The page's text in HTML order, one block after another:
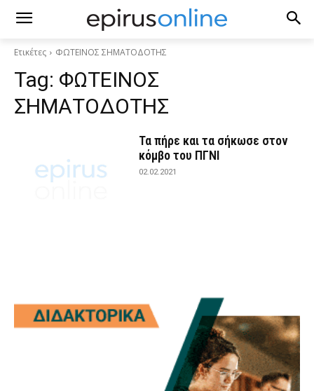
Ετικέτες ΦΩΤΕΙΝΟΣ ΣΗΜΑΤΟΔΟΤΗΣ
Tag: ΦΩΤΕΙΝΟΣ
ΣΗΜΑΤΟΔΟΤΗΣ
Τα πήρε και τα σήκωσε στον
κόμβο του ΠΓΝΙ
02.02.2021